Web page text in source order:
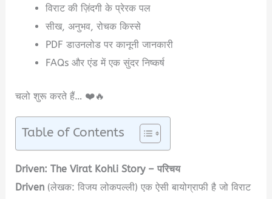
विराट की ज़िंदगी के प्रेरक पल
सीख, अनुभव, रोचक किस्से
PDF डाउनलोड पर कानूनी जानकारी
FAQs और एंड में एक सुंदर निष्कर्ष
चलो शुरू करते हैं… ❤️🔥
Table of Contents
Driven: The Virat Kohli Story – परिचय
Driven (लेखक: विजय लोकपल्ली) एक ऐसी बायोग्राफी है जो विराट